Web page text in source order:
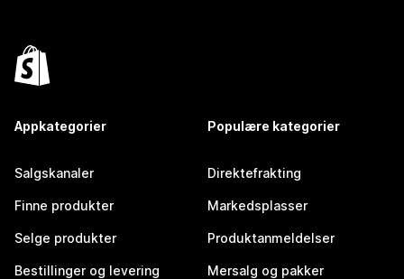
Appkategorier
Salgskanaler
Finne produkter
Selge produkter
Bestillinger og levering
Populære kategorier
Direktefrakting
Markedsplasser
Produktanmeldelser
Mersalg og pakker